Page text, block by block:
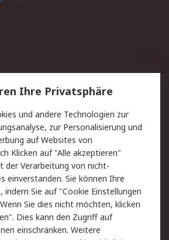
Lieferlösungen
Kontakt
Datenschutz
Zahlungsbedingungen
Ihre Privatsphäre
und andere Technologien zur
zur Personalisierung und
auf Websites von
Klicken auf "Alle akzeptieren"
der Verarbeitung von nicht-
einverstanden. Sie können Ihre
indem Sie auf "Cookie Einstellungen
Sie dies nicht möchten, klicken
Dies kann den Zugriff auf
einschränken. Weitere